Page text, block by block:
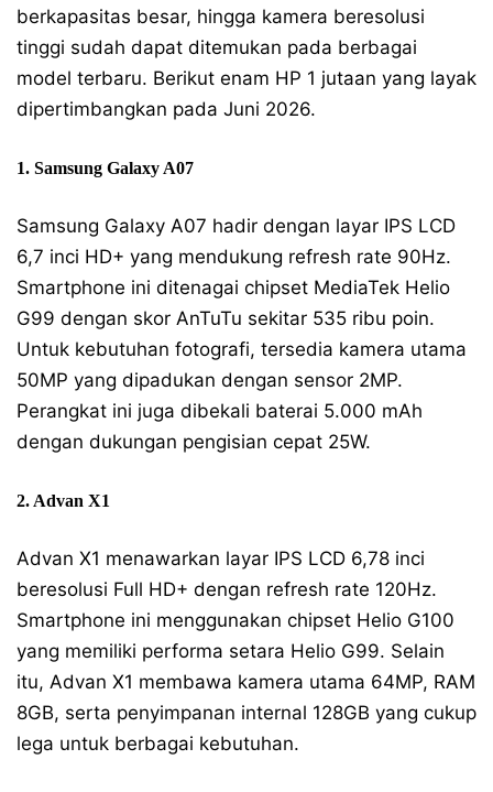
berkapasitas besar, hingga kamera beresolusi
tinggi sudah dapat ditemukan pada berbagai
model terbaru. Berikut enam HP 1 jutaan yang layak
dipertimbangkan pada Juni 2026.
1. Samsung Galaxy A07
Samsung Galaxy A07 hadir dengan layar IPS LCD
6,7 inci HD+ yang mendukung refresh rate 90Hz.
Smartphone ini ditenagai chipset MediaTek Helio
G99 dengan skor AnTuTu sekitar 535 ribu poin.
Untuk kebutuhan fotografi, tersedia kamera utama
50MP yang dipadukan dengan sensor 2MP.
Perangkat ini juga dibekali baterai 5.000 mAh
dengan dukungan pengisian cepat 25W.
2. Advan X1
Advan X1 menawarkan layar IPS LCD 6,78 inci
beresolusi Full HD+ dengan refresh rate 120Hz.
Smartphone ini menggunakan chipset Helio G100
yang memiliki performa setara Helio G99. Selain
itu, Advan X1 membawa kamera utama 64MP, RAM
8GB, serta penyimpanan internal 128GB yang cukup
lega untuk berbagai kebutuhan.